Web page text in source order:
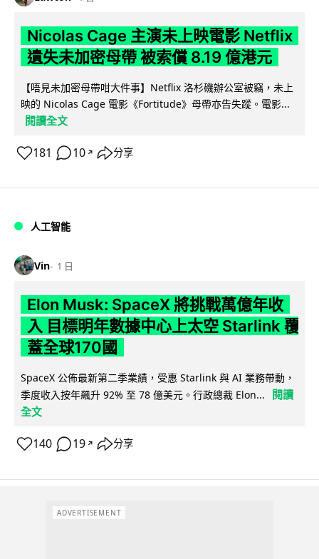
Nicolas Cage 主演未上映電影 Netflix
遺失未加密母帶 被索償 8.19 億港元
【唔見未加密母帶咁大件事】Netflix 洛杉磯辦公室被竊，未上
映的 Nicolas Cage 電影《Fortitude》母帶亦告失蹤。電影...
閱讀全文
181 10 ↗ 分享
人工智能
Vin 1 日
Elon Musk: SpaceX 將挑戰萬億年收
入 目標明年數據中心上太空 Starlink 覆
蓋全球170國
SpaceX 公佈最新第二季業績，受惠 Starlink 與 AI 業務帶動，
季度收入按年飆升 92% 至 78 億美元。行政總裁 Elon...
閱讀
全文
140 19 ↗ 分享
ADVERTISEMENT